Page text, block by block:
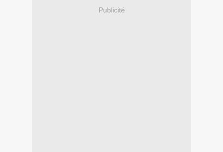
Publicité